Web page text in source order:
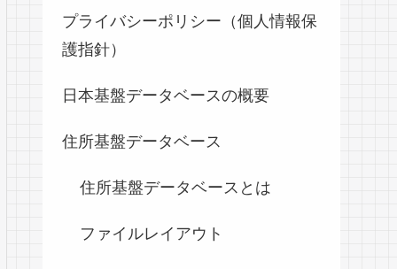
プライバシーポリシー（個人情報保
護指針）
日本基盤データベースの概要
住所基盤データベース
住所基盤データベースとは
ファイルレイアウト